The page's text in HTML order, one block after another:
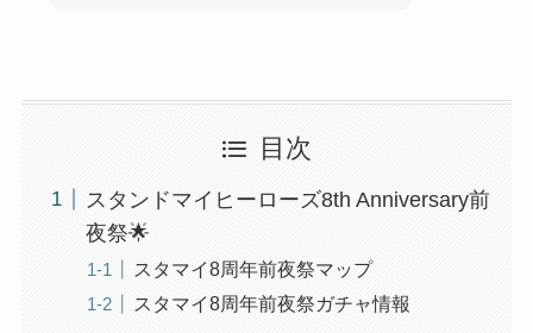
目次
スタンドマイヒーローズ8th Anniversary前
夜祭🌟
スタマイ8周年前夜祭マップ
スタマイ8周年前夜祭ガチャ情報